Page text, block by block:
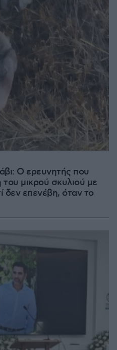
Ο ερευνητής που
μικρού σκυλιού με
δεν επενέβη, όταν το